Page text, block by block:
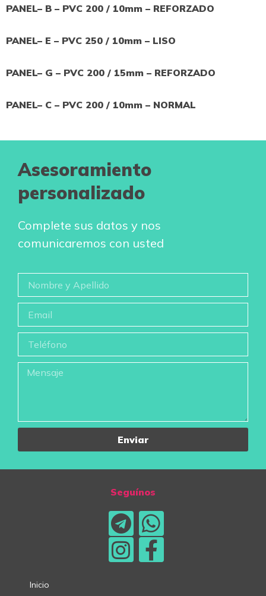
PANEL– B – PVC 200 / 10mm – REFORZADO
PANEL– E – PVC 250 / 10mm – LISO
PANEL– G – PVC 200 / 15mm – REFORZADO
PANEL– C – PVC 200 / 10mm – NORMAL
Asesoramiento
personalizado
Complete sus datos y nos
comunicaremos con usted
Enviar
Inicio
Seguínos